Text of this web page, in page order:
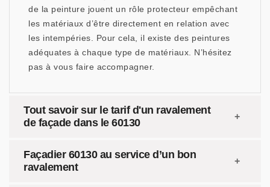
de la peinture jouent un rôle protecteur empêchant
les matériaux d’être directement en relation avec
les intempéries. Pour cela, il existe des peintures
adéquates à chaque type de matériaux. N’hésitez
pas à vous faire accompagner.
Tout savoir sur le tarif d'un ravalement
de façade dans le 60130
Façadier 60130 au service d’un bon
ravalement